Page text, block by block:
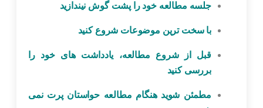
جلسه مطالعه خود را پشت گوش نیندازید
با سخت ترین موضوعات شروع کنید
قبل از شروع مطالعه، یادداشت های خود را
بررسی کنید
مطمئن شوید هنگام مطالعه حواستان پرت نمی